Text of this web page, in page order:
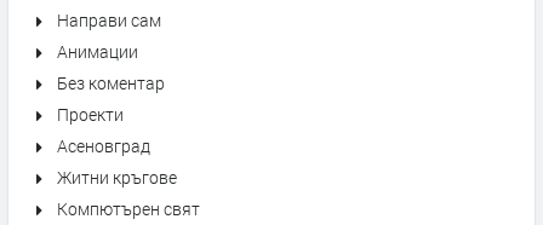
Направи сам
Анимации
Без коментар
Проекти
Асеновград
Житни кръгове
Компютърен свят